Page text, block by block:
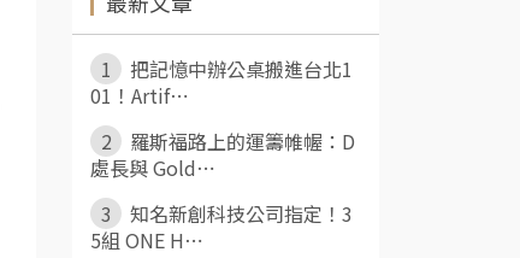
1
把記憶中辦公桌搬進台北1
01！Artif⋯
2
羅斯福路上的運籌帷幄：D
處長與 Gold⋯
3
知名新創科技公司指定！3
5組 ONE H⋯